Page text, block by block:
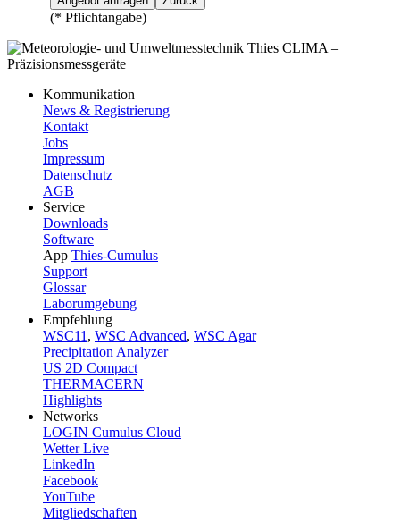
(* Pflichtangabe)
Kommunikation
News & Registrierung
Kontakt
Jobs
Impressum
Datenschutz
AGB
Service
Downloads
Software
App Thies-Cumulus
Support
Glossar
Laborumgebung
Empfehlung
WSC11 , WSC Advanced, WSC Agar
Precipitation Analyzer
US 2D Compact
THERMACERN
Highlights
Networks
LOGIN Cumulus Cloud
Wetter Live
LinkedIn
Facebook
YouTube
Mitgliedschaften